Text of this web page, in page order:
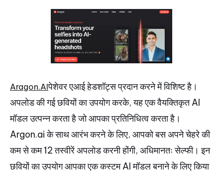
Aragon.AIपेशेवर एआई हेडशॉट्स प्रदान करने में विशिष्ट है।
अपलोड की गई छवियों का उपयोग करके, यह एक वैयक्तिकृत AI
मॉडल उत्पन्न करता है जो आपका प्रतिनिधित्व करता है।
Argon.ai के साथ आरंभ करने के लिए, आपको बस अपने चेहरे की
कम से कम 12 तस्वीरें अपलोड करनी होंगी, अधिमानतः सेल्फी। इन
छवियों का उपयोग आपका एक कस्टम AI मॉडल बनाने के लिए किया